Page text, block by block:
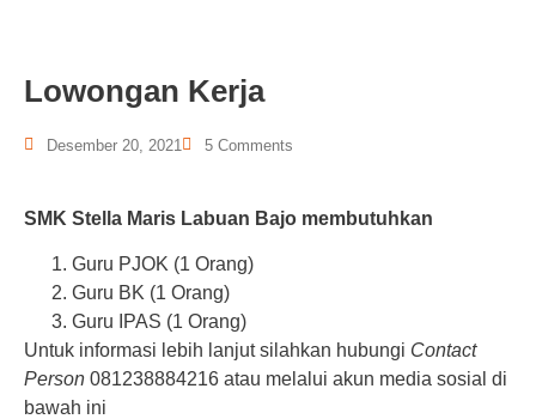
Lowongan Kerja
Desember 20, 2021 5 Comments
SMK Stella Maris Labuan Bajo membutuhkan
Guru PJOK (1 Orang)
Guru BK (1 Orang)
Guru IPAS (1 Orang)
Untuk informasi lebih lanjut silahkan hubungi Contact
Person 081238884216 atau melalui akun media sosial di
bawah ini